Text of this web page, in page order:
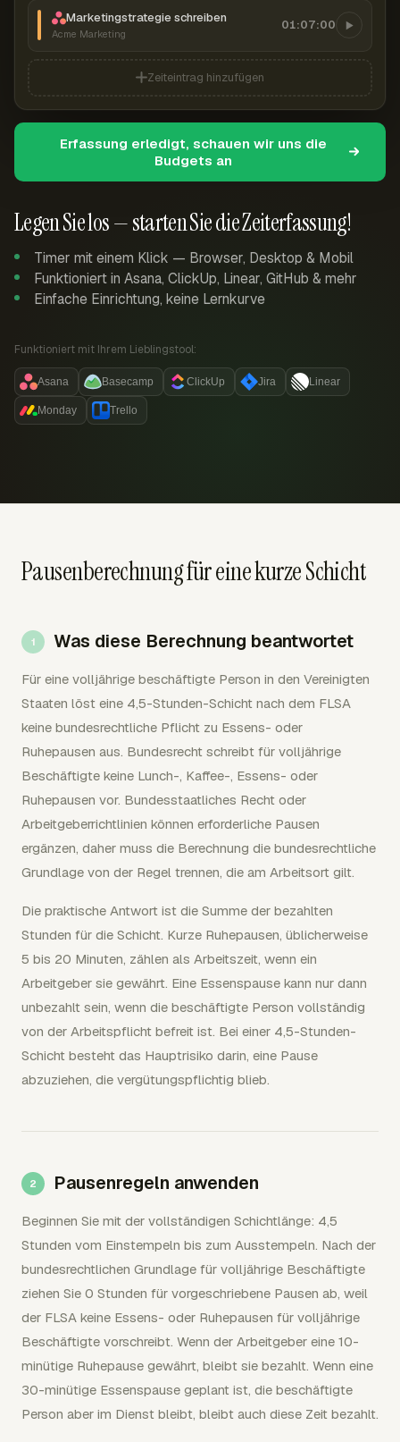
Legen Sie los — starten Sie die Zeiterfassung!
Timer mit einem Klick — Browser, Desktop & Mobil
Funktioniert in Asana, ClickUp, Linear, GitHub & mehr
Einfache Einrichtung, keine Lernkurve
Funktioniert mit Ihrem Lieblingstool:
Asana Basecamp ClickUp Jira Linear
Monday Trello
Marketingstrategie schreiben
Acme Marketing
01:07:00
Zeiteintrag hinzufügen
Erfassung erledigt, schauen wir uns die
Budgets an
Pausenberechnung für eine kurze Schicht
Was diese Berechnung beantwortet
Für eine volljährige beschäftigte Person in den Vereinigten
Staaten löst eine 4,5-Stunden-Schicht nach dem FLSA
keine bundesrechtliche Pflicht zu Essens- oder
Ruhepausen aus. Bundesrecht schreibt für volljährige
Beschäftigte keine Lunch-, Kaffee-, Essens- oder
Ruhepausen vor. Bundesstaatliches Recht oder
Arbeitgeberrichtlinien können erforderliche Pausen
ergänzen, daher muss die Berechnung die bundesrechtliche
Grundlage von der Regel trennen, die am Arbeitsort gilt.
Die praktische Antwort ist die Summe der bezahlten
Stunden für die Schicht. Kurze Ruhepausen, üblicherweise
5 bis 20 Minuten, zählen als Arbeitszeit, wenn ein
Arbeitgeber sie gewährt. Eine Essenspause kann nur dann
unbezahlt sein, wenn die beschäftigte Person vollständig
von der Arbeitspflicht befreit ist. Bei einer 4,5-Stunden-
Schicht besteht das Hauptrisiko darin, eine Pause
abzuziehen, die vergütungspflichtig blieb.
Pausenregeln anwenden
Beginnen Sie mit der vollständigen Schichtlänge: 4,5
Stunden vom Einstempeln bis zum Ausstempeln. Nach der
bundesrechtlichen Grundlage für volljährige Beschäftigte
ziehen Sie 0 Stunden für vorgeschriebene Pausen ab, weil
der FLSA keine Essens- oder Ruhepausen für volljährige
Beschäftigte vorschreibt. Wenn der Arbeitgeber eine 10-
minütige Ruhepause gewährt, bleibt sie bezahlt. Wenn eine
30-minütige Essenspause geplant ist, die beschäftigte
Person aber im Dienst bleibt, bleibt auch diese Zeit bezahlt.